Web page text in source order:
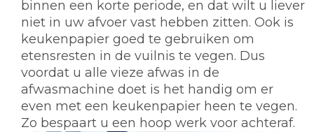
binnen een korte periode, en dat wilt u liever
niet in uw afvoer vast hebben zitten. Ook is
keukenpapier goed te gebruiken om
etensresten in de vuilnis te vegen. Dus
voordat u alle vieze afwas in de
afwasmachine doet is het handig om er
even met een keukenpapier heen te vegen.
Zo bespaart u een hoop werk voor achteraf.